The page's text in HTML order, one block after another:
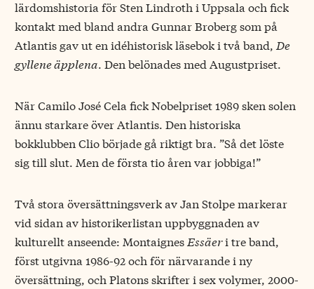
lärdomshistoria för Sten Lindroth i Uppsala och fick
kontakt med bland andra Gunnar Broberg som på
Atlantis gav ut en idéhistorisk läsebok i två band, De
gyllene äpplena. Den belönades med Augustpriset.
När Camilo José Cela fick Nobelpriset 1989 sken solen
ännu starkare över Atlantis. Den historiska
bokklubben Clio började gå riktigt bra. ”Så det löste
sig till slut. Men de första tio åren var jobbiga!”
Två stora översättningsverk av Jan Stolpe markerar
vid sidan av historikerlistan uppbyggnaden av
kulturellt anseende: Montaignes Essäeri tre band,
först utgivna 1986-92 och för närvarande i ny
översättning, och Platons skrifter i sex volymer, 2000-